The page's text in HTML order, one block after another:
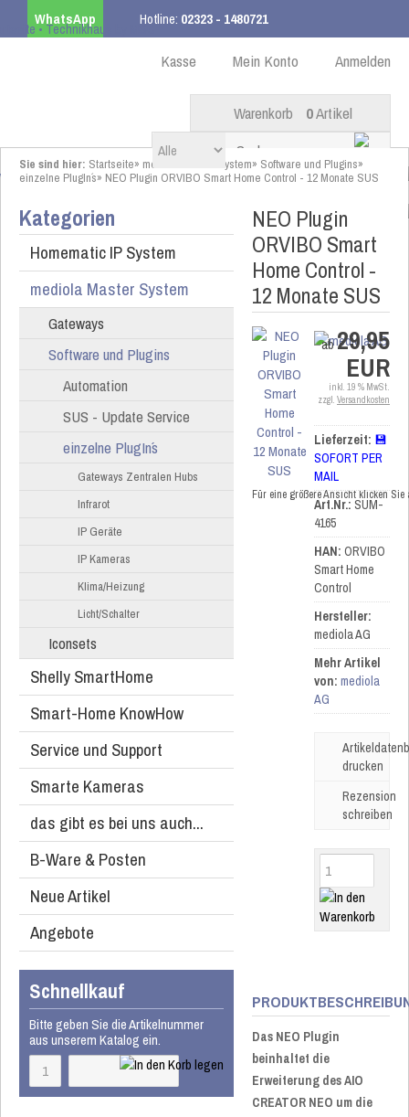
WhatsApp Hotline: 02323 - 1480721
ab 99,00 € innerhalb DE Anmelden
Mein Konto
Kasse
Warenkorb 0Artikel
Sie sind hier: Startseite» mediola Master System» Software und Plugins»
einzelne PlugIn´s» NEO Plugin ORVIBO Smart Home Control - 12 Monate SUS
Kategorien
Homematic IP System
mediola Master System
Gateways
Software und Plugins
Automation
SUS - Update Service
einzelne PlugIn´s
Gateways Zentralen Hubs
Infrarot
IP Geräte
IP Kameras
Klima/Heizung
Licht/Schalter
Iconsets
Shelly SmartHome
Smart-Home KnowHow
Service und Support
Smarte Kameras
das gibt es bei uns auch...
B-Ware & Posten
Neue Artikel
Angebote
Schnellkauf
Bitte geben Sie die Artikelnummer
aus unserem Katalog ein.
NEO Plugin
ORVIBO Smart
Home Control -
12 Monate SUS
Für eine größere Ansicht klicken
ab29,95
EUR
inkl. 19 % MwSt.
zzgl. Versandkosten
Lieferzeit: 💾
SOFORT PER
MAIL
Art.Nr.: SUM-
4165
HAN: ORVIBO
Smart Home
Control
Hersteller:
mediola AG
Mehr Artikel
von: mediola
AG
drucken
Rezension
schreiben
Das NEO Plugin
beinhaltet die
Erweiterung des AIO
CREATOR NEO um die